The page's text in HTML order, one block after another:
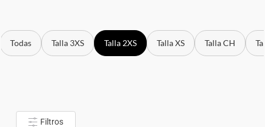
Todas Talla 3XS Talla 2XS Talla XS Talla CH
Filtros